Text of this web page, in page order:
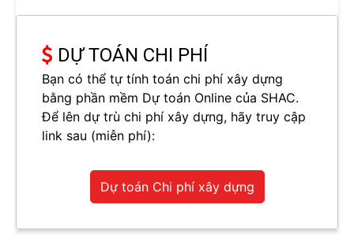
DỰ TOÁN CHI PHÍ
Bạn có thể tự tính toán chi phí xây dựng
bằng phần mềm Dự toán Online của SHAC.
Để lên dự trù chi phí xây dựng, hãy truy cập
link sau (miễn phí):
Dự toán Chi phí xây dựng